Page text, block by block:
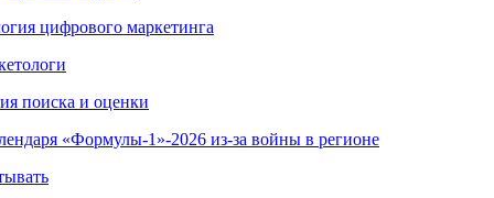
цифрового маркетинга
поиска и оценки
«Формулы-1»-2026 из-за войны в регионе